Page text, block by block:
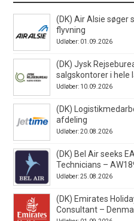
(DK) Air Alsie søger
flyvning
Udløber: 01.09.2026
(DK) Jysk
salgskontorer i hele
Udløber: 10.09.2026
(DK)
afdeling
Udløber: 20.08.2026
(DK) Bel Air seeks
Technicians –
Udløber: 25.08.2026
(DK) Emirates
Consultant –